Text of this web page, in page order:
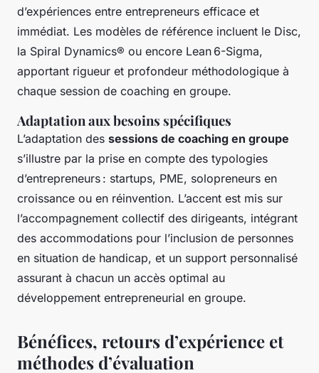
d’expériences entre entrepreneurs efficace et
immédiat. Les modèles de référence incluent le Disc,
la Spiral Dynamics® ou encore Lean 6-Sigma,
apportant rigueur et profondeur méthodologique à
chaque session de coaching en groupe.
Adaptation aux besoins spécifiques
L’adaptation des sessions de coaching en groupe
s’illustre par la prise en compte des typologies
d’entrepreneurs : startups, PME, solopreneurs en
croissance ou en réinvention. L’accent est mis sur
l’accompagnement collectif des dirigeants, intégrant
des accommodations pour l’inclusion de personnes
en situation de handicap, et un support personnalisé
assurant à chacun un accès optimal au
développement entrepreneurial en groupe.
Bénéfices, retours d’expérience et
méthodes d’évaluation